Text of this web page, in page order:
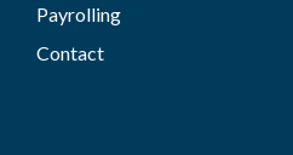
Payrolling
Contact